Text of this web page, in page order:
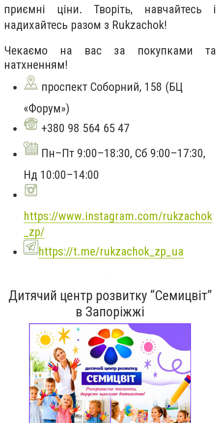
приємні ціни. Творіть, навчайтесь і
надихайтесь разом з Rukzachok!
Чекаємо на вас за покупками та
натхненням!
проспект Соборний, 158 (БЦ
«Форум»)
+380 98 564 65 47
Пн–Пт 9:00–18:30, Сб 9:00–17:30,
Нд 10:00–14:00
https://www.instagram.com/rukzachok
_zp/
https://t.me/rukzachok_zp_ua
Дитячий центр розвитку “Семицвіт”
в Запоріжжі